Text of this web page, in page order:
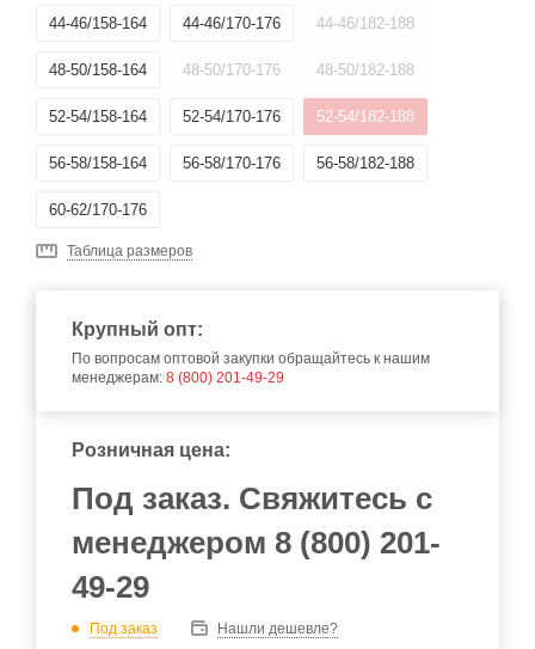
44-46/158-164
44-46/170-176 44-46/182-188
48-50/158-164 48-50/170-176 48-50/182-188
52-54/158-164 52-54/170-176 52-54/182-188
56-58/158-164 56-58/170-176 56-58/182-188
60-62/170-176
Таблица размеров
Крупный опт:
По вопросам оптовой закупки обращайтесь к нашим
менеджерам: 8 (800) 201-49-29
Розничная цена:
Под заказ. Свяжитесь с
менеджером 8 (800) 201-
49-29
Под заказ Нашли дешевле?